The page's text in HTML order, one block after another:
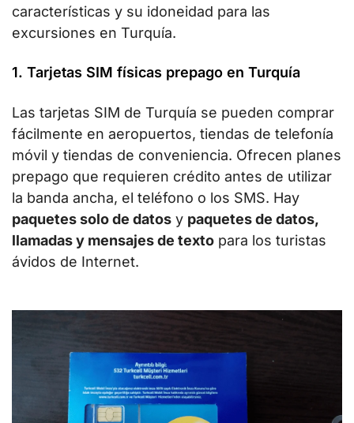
características y su idoneidad para las
excursiones en Turquía.
1. Tarjetas SIM físicas prepago en Turquía
Las tarjetas SIM de Turquía se pueden comprar
fácilmente en aeropuertos, tiendas de telefonía
móvil y tiendas de conveniencia. Ofrecen planes
prepago que requieren crédito antes de utilizar
la banda ancha, el teléfono o los SMS. Hay
paquetes solo de datos y paquetes de datos,
llamadas y mensajes de texto para los turistas
ávidos de Internet.